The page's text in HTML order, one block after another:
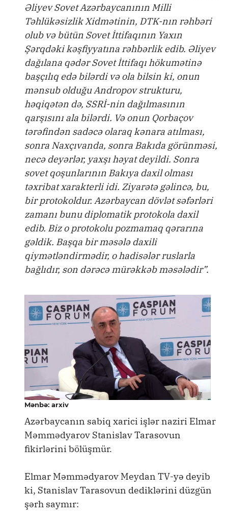
Əliyev Sovet Azərbaycanının Milli
Təhlükəsizlik Xidmətinin, DTK-nın rəhbəri
olub və bütün Sovet İttifaqının Yaxın
Şərqdəki kəşfiyyatına rəhbərlik edib. Əliyev
dağılana qədər Sovet İttifaqı hökumətinə
başçılıq edə bilərdi və ola bilsin ki, onun
mənsub olduğu Andropov strukturu,
həqiqətən də, SSRİ-nin dağılmasının
qarşısını ala bilərdi. Və onun Qorbaçov
tərəfindən sadəcə olaraq kənara atılması,
sonra Naxçıvanda, sonra Bakıda görünməsi,
necə deyərlər, yaxşı həyat deyildi. Sonra
sovet qoşunlarının Bakıya daxil olması
təxribat xarakterli idi. Ziyarətə gəlincə, bu,
bir protokoldur. Azərbaycan dövlət səfərləri
zamanı bunu diplomatik protokola daxil
edib. Biz o protokolu pozmamaq qərarına
gəldik. Başqa bir məsələ daxili
qiymətləndirmədir, o hadisələr ruslarla
bağlıdır, son dərəcə mürəkkəb məsələdir”.
Mənbə: arxiv
Azərbaycanın sabiq xarici işlər naziri Elmar
Məmmədyarov Stanislav Tarasovun
fikirlərini bölüşmür.
Elmar Məmmədyarov Meydan TV-yə deyib
ki, Stanislav Tarasovun dediklərini düzgün
şərh saymır: